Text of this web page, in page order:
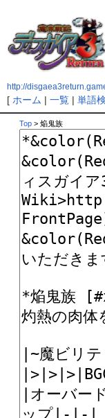
http://
[ ホーム | 一覧| 単語
Top > 焔鬼族